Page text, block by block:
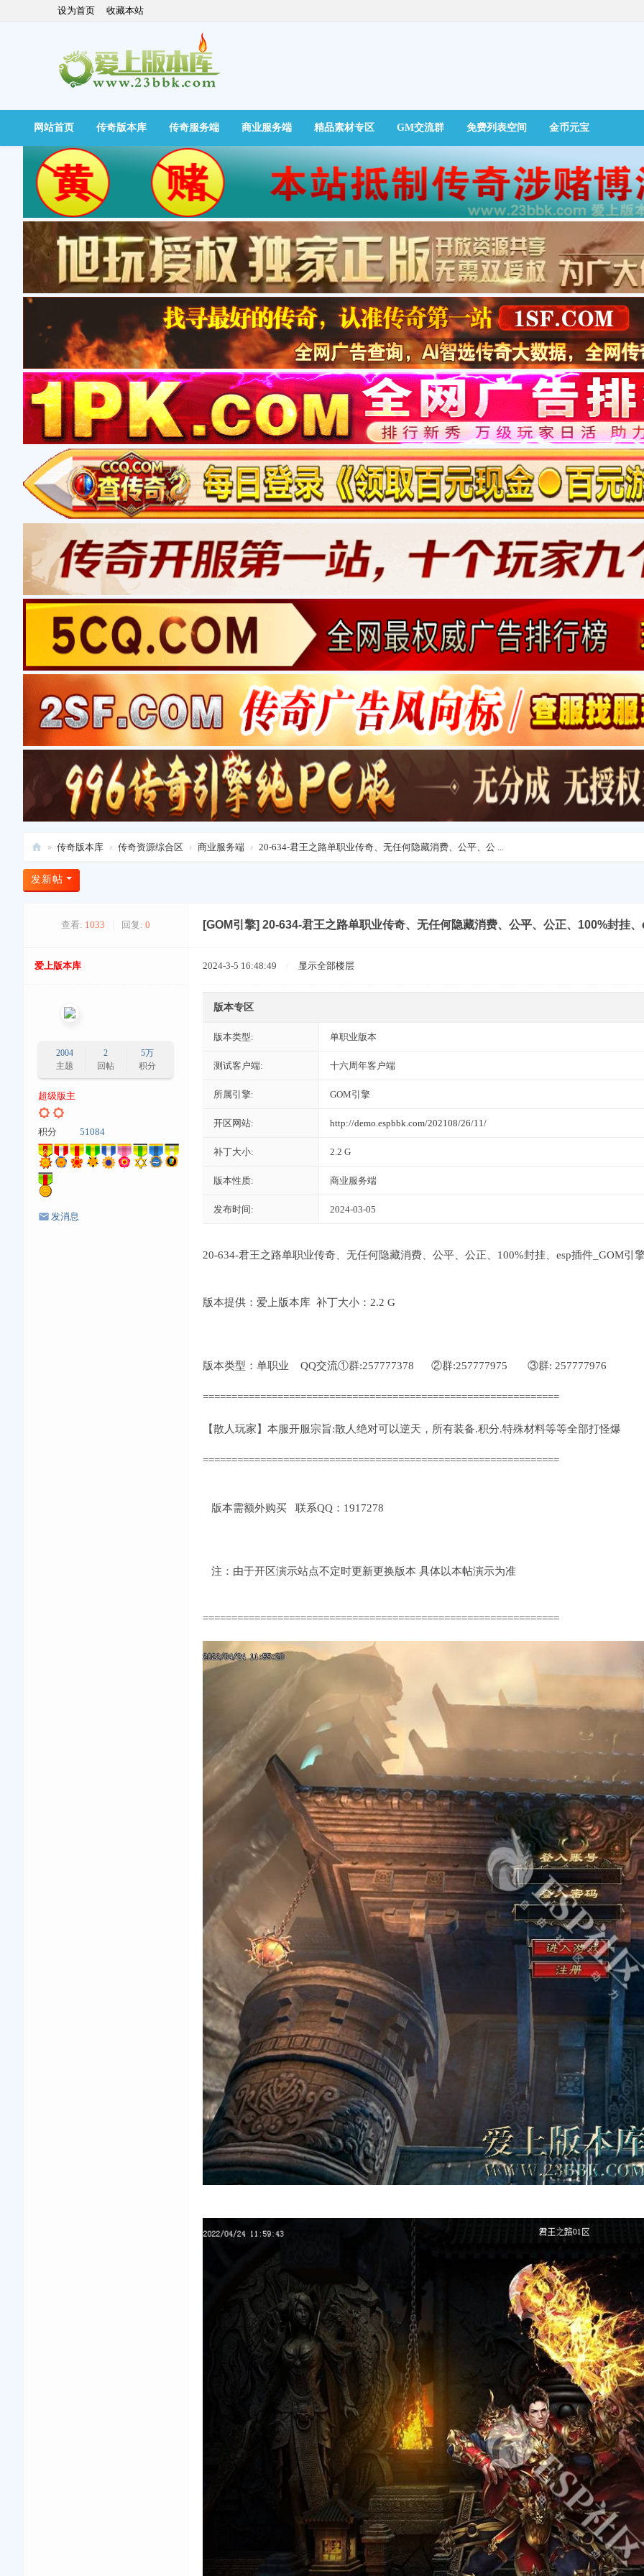
设为首页 收藏本站
快捷导航
网站首页 传奇版本库 传奇服务端 商业服务端 精品素材专区 GM交流群 免费列表空间 金币元宝
爱
上
» 传奇版本库 › 传奇资源综合区 › 商业服务端 › 20-634-君王之路单职业传奇、无任何隐藏消费、公平、公 ...
发新帖
查看: 1033 回复: 0 [GOM引擎] 20-634-君王之路单职业传奇、无任何隐藏消费、公平、公正、100%封挂
爱上版本库
2004
主题
2
回帖
5万
积分
超级版主
积分 51084
发消息
2024-3-5 16:48:49 显示全部楼层
版本专区
版本类型: 单职业版本
测试客户端: 十六周年客户端
所属引擎: GOM引擎
开区网站: http://demo.espbbk.com/202108/26/11/
补丁大小: 2.2 G
版本性质: 商业服务端
发布时间: 2024-03-05
20-634-君王之路单职业传奇、无任何隐藏消费、公平、公正、100%封挂、esp插件_GOM引
版本提供：爱上版本库 补丁大小：2.2 G
版本类型：单职业 QQ交流①群:257777378 ②群:257777975 ③群: 257777976
==============================================================
【散人玩家】本服开服宗旨:散人绝对可以逆天，所有装备.积分.特殊材料等等全部打怪爆
==============================================================
版本需额外购买 联系QQ：1917278
注：由于开区演示站点不定时更新更换版本 具体以本帖演示为准
==============================================================